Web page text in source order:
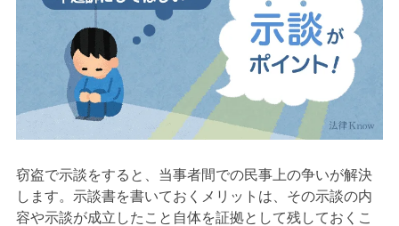
窃盗で示談をすると、当事者間での民事上の争いが解決
します。示談書を書いておくメリットは、その示談の内
容や示談が成立したこと自体を証拠として残しておくこ